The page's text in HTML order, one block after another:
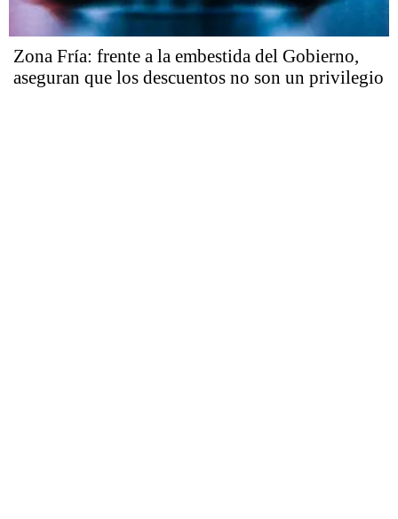
Zona Fría: frente a la embestida del Gobierno,
aseguran que los descuentos no son un privilegio